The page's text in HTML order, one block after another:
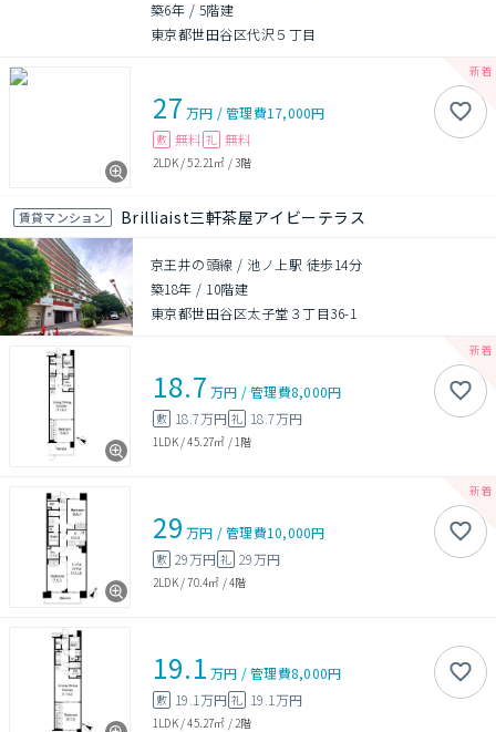
築6年 / 5階建
東京都世田谷区代沢５丁目
27 万円 /管理費17,000円
敷 無料 礼 無料
2LDK/52.21㎡ /3階
賃貸マンション Brilliaist三軒茶屋アイビーテラス
京王井の頭線 / 池ノ上駅 徒歩14分
築18年 / 10階建
東京都世田谷区太子堂３丁目36-1
18.7 万円 /管理費8,000円
敷 18.7万円 礼 18.7万円
1LDK/45.27㎡ / 1階
29 万円 /管理費10,000円
敷 29万円 礼 29万円
2LDK/70.4㎡ /4階
19.1 万円 /管理費8,000円
敷 19.1万円 礼 19.1万円
1LDK/45.27㎡ / 2階